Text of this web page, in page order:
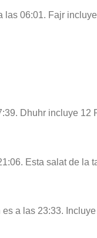
06:01. Fajr
Dhuhr incluye 12
Esta salat de la
a las 23:33.